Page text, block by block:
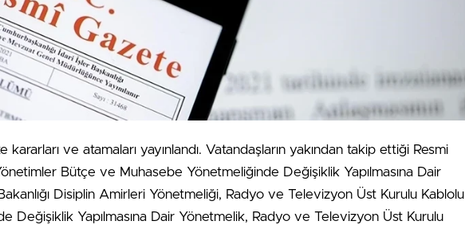
kararları ve atamaları yayınlandı. Vatandaşların yakından takip ettiği Resmi
Bütçe ve Muhasebe Yönetmeliğinde Değişiklik Yapılmasına Dair
Disiplin Amirleri Yönetmeliği, Radyo ve Televizyon Üst Kurulu Kablolu
Değişiklik Yapılmasına Dair Yönetmelik, Radyo ve Televizyon Üst Kurulu